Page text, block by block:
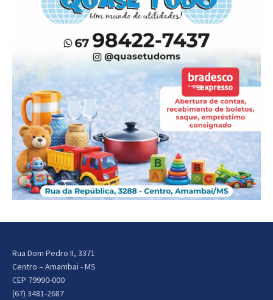
Rua Dom Pedro II, 3371
Centro – Amambai - MS
CEP 79990-000
(67) 3481-2687